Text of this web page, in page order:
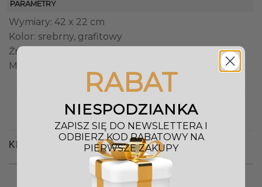
PARAMETRY
Wymiary: 42 x 22 cm
Kolor: srebrny, grafitowy
Źródło światła: 1 x E27 / 60W
Materiał: metal, materiał
KLIENCI OGLĄDALI RÓWNIEŻ
RABAT
NIESPODZIANKA
ZAPISZ SIĘ DO NEWSLETTERA I
ODBIERZ KOD RABATOWY NA
PIERWSZE ZAKUPY